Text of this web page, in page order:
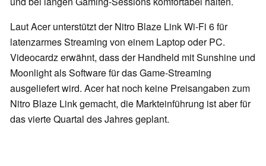
Laut Acer unterstützt der Nitro Blaze Link Wi-Fi 6 für
latenzarmes Streaming von einem Laptop oder PC.
Videocardz erwähnt, dass der Handheld mit Sunshine und
Moonlight als Software für das Game-Streaming
ausgeliefert wird. Acer hat noch keine Preisangaben zum
Nitro Blaze Link gemacht, die Markteinführung ist aber für
das vierte Quartal des Jahres geplant.